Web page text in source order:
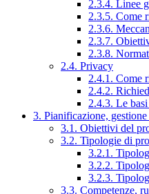
2.3.4. Linee
2.3.5. Come
2.3.6.
2.3.7.
2.3.8.
2.4. Privacy
2.4.1. Come
2.4.2.
2.4.3. Le
3. Pianificazione, gestione
3.1. Obiettivi del
3.2. Tipologie di
3.2.1.
3.2.2.
3.2.3.
3.3. Competenze,